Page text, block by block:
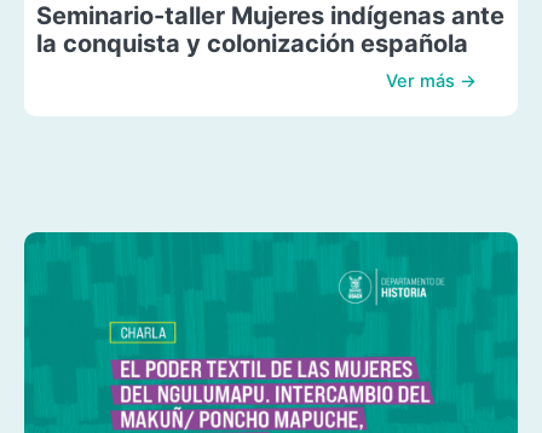
Seminario-taller Mujeres indígenas ante
la conquista y colonización española
Ver más →